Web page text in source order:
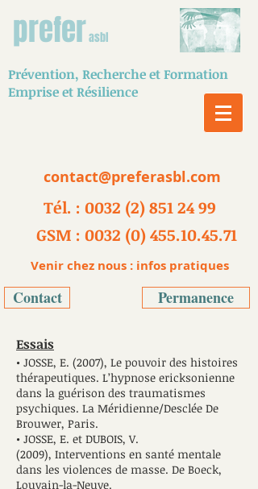
preferasbl
Prévention, Rechercheet Formation
Emprise et Résilience
contact@preferasbl.com
Tél. : 0032 (2) 851 24 99
GSM : 0032 (0) 455.10.45.71
Venir chez nous : infos pratiques
Contact Permanence
Essais
• JOSSE, E. (2007), Le pouvoir des histoires
thérapeutiques. L’hypnose ericksonienne
dans la guérison des traumatismes
psychiques. La Méridienne/Desclée De
Brouwer, Paris.
• JOSSE, E. et DUBOIS, V.
(2009), Interventions en santé mentale
dans les violences de masse. De Boeck,
Louvain-la-Neuve.